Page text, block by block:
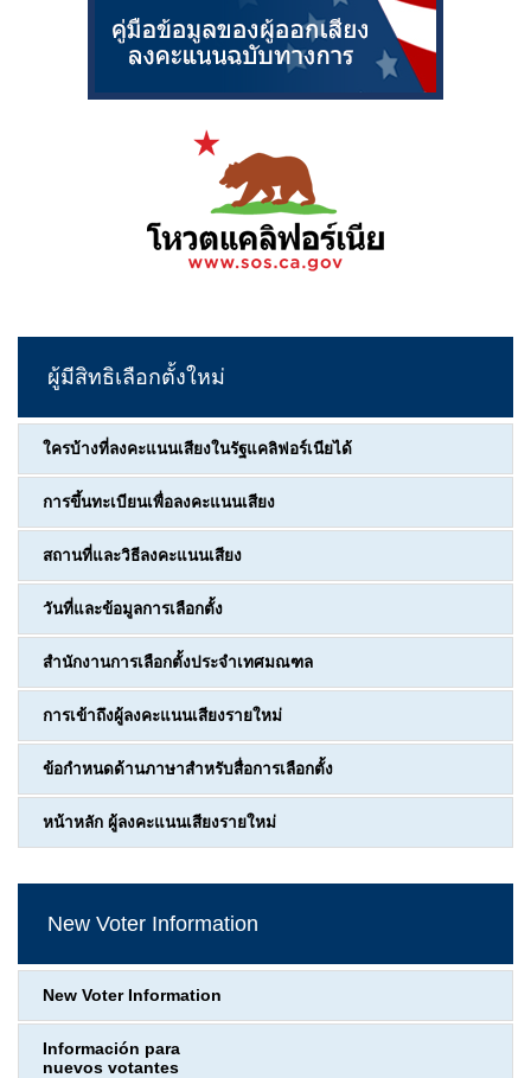
ผู้มีสิทธิเลือกตั้งใหม่
ใครบ้างที่ลงคะแนนเสียงในรัฐแคลิฟอร์เนียได้
การขึ้นทะเบียนเพื่อลงคะแนนเสียง
สถานที่และวิธีลงคะแนนเสียง
วันที่และข้อมูลการเลือกตั้ง
สำนักงานการเลือกตั้งประจำเทศมณฑล
การเข้าถึงผู้ลงคะแนนเสียงรายใหม่
ข้อกำหนดด้านภาษาสำหรับสื่อการเลือกตั้ง
หน้าหลัก ผู้ลงคะแนนเสียงรายใหม่
New Voter Information
New Voter Information
Información para
nuevos votantes